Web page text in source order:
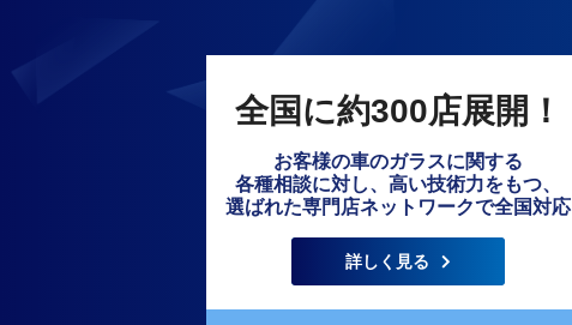
全国に約300店展開！
お客様の車のガラスに関する
各種相談に対し、高い技術力をもつ、
選ばれた専門店ネットワークで全国対応
詳しく見る